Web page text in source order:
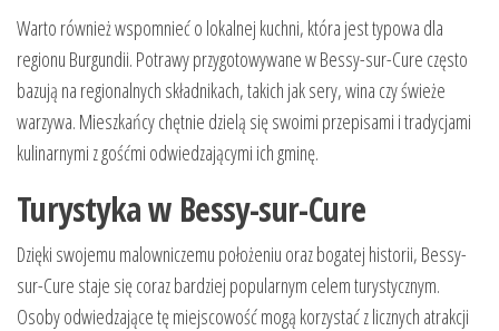
Warto również wspomnieć o lokalnej kuchni, która jest typowa dla
regionu Burgundii. Potrawy przygotowywane w Bessy-sur-Cure często
bazują na regionalnych składnikach, takich jak sery, wina czy świeże
warzywa. Mieszkańcy chętnie dzielą się swoimi przepisami i tradycjami
kulinarnymi z gośćmi odwiedzającymi ich gminę.
Turystyka w Bessy-sur-Cure
Dzięki swojemu malowniczemu położeniu oraz bogatej historii, Bessy-
sur-Cure staje się coraz bardziej popularnym celem turystycznym.
Osoby odwiedzające tę miejscowość mogą korzystać z licznych atrakcji